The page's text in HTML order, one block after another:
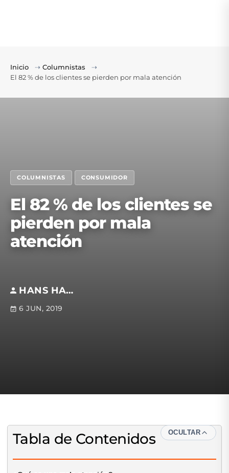
Inicio ⇢ Columnistas
⇢
El 82 % de los clientes se pierden por mala atención
COLUMNISTAS CONSUMIDOR
El 82 % de los clientes se
pierden por mala
atención
HANS HATCH
6 JUN, 2019
Tabla de Contenidos OCULTAR